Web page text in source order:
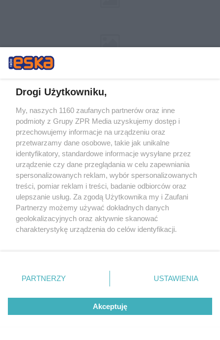
eksploatacji w jakiejkolwiek formie, włącznie z umieszczaniem w
tzn. bez właściwej zgody, jest zabronione pod groźbą kary i może być
Drogi Użytkowniku,
My, naszych 1160 zaufanych partnerów oraz inne
podmioty z Grupy ZPR Media uzyskujemy dostęp i
przechowujemy informacje na urządzeniu oraz
przetwarzamy dane osobowe, takie jak unikalne
identyfikatory, standardowe informacje wysyłane przez
urządzenie czy dane przeglądania w celu zapewniania
spersonalizowanych reklam, wybór spersonalizowanych
treści, pomiar reklam i treści, badanie odbiorców oraz
ulepszanie usług. Za zgodą Użytkownika my i Zaufani
Partnerzy możemy używać dokładnych danych
geolokalizacyjnych oraz aktywnie skanować
charakterystykę urządzenia do celów identyfikacji.
zmienić/wycofać klikając przycisk ustawień prywatności
znajdujący się w lewym dolnym rogu strony
rodzaje przetwarzania danych nie wymagają zgody
użytkownika, ale masz prawo sprzeciwić się takiemu
przetwarzaniu. Preferencje będą miały zastosowanie tylko
PARTNERZY USTAWIENIA
Akceptuję